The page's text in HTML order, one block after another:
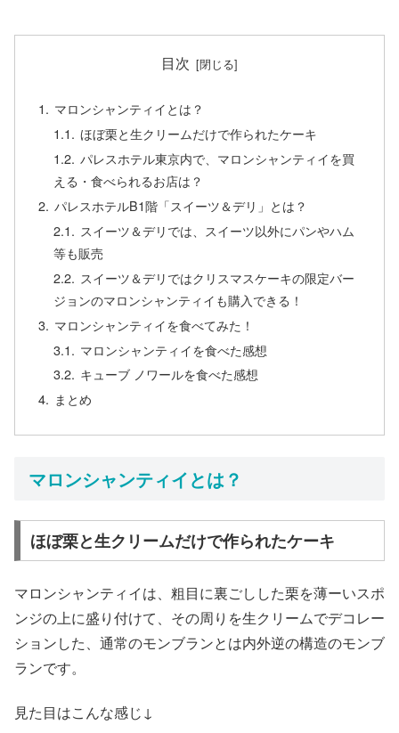
目次
マロンシャンティイとは？
ほぼ栗と生クリームだけで作られたケーキ
パレスホテル東京内で、マロンシャンティイを買
える・食べられるお店は？
パレスホテルB1階「スイーツ＆デリ」とは？
スイーツ＆デリでは、スイーツ以外にパンやハム
等も販売
スイーツ＆デリではクリスマスケーキの限定バー
ジョンのマロンシャンティイも購入できる！
マロンシャンティイを食べてみた！
マロンシャンティイを食べた感想
キューブ ノワールを食べた感想
まとめ
マロンシャンティイとは？
ほぼ栗と生クリームだけで作られたケーキ
マロンシャンティイは、粗目に裏ごしした栗を薄ーいスポ
ンジの上に盛り付けて、その周りを生クリームでデコレー
ションした、通常のモンブランとは内外逆の構造のモンブ
ランです。
見た目はこんな感じ↓